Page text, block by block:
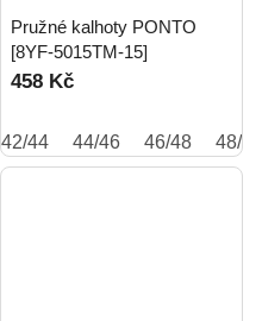
Pružné kalhoty PONTO
[8YF-5015TM-15]
458 Kč
42/44 44/46 46/48 48/50